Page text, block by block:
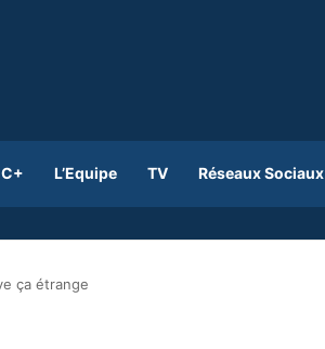
C+ L’Equipe TV Réseaux Sociaux
ça étrange